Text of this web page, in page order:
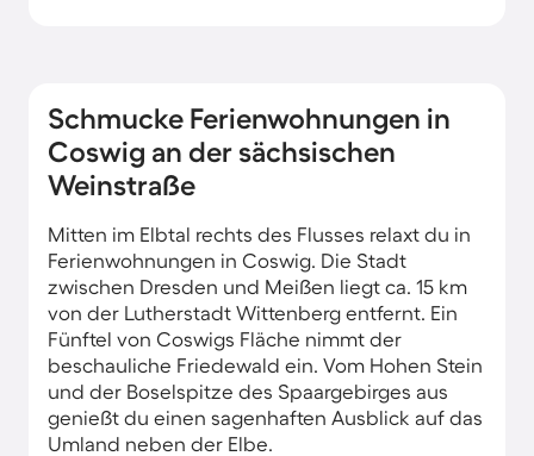
Schmucke Ferienwohnungen in
Coswig an der sächsischen
Weinstraße
Mitten im Elbtal rechts des Flusses relaxt du in
Ferienwohnungen in Coswig. Die Stadt
zwischen Dresden und Meißen liegt ca. 15 km
von der Lutherstadt Wittenberg entfernt. Ein
Fünftel von Coswigs Fläche nimmt der
beschauliche Friedewald ein. Vom Hohen Stein
und der Boselspitze des Spaargebirges aus
genießt du einen sagenhaften Ausblick auf das
Umland neben der Elbe.